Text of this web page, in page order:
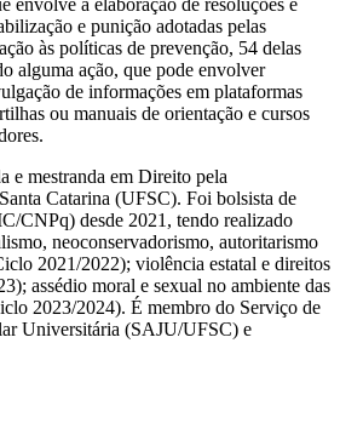
e punição adotadas pelas
às políticas de prevenção, 54 delas
alguma ação, que pode envolver
de informações em plataformas
ou manuais de orientação e cursos
e mestranda em Direito pela
Catarina (UFSC). Foi bolsista de
CNPq) desde 2021, tendo realizado
neoconservadorismo, autoritarismo
2021/2022); violência estatal e direitos
assédio moral e sexual no ambiente das
2023/2024). É membro do Serviço de
Universitária (SAJU/UFSC) e